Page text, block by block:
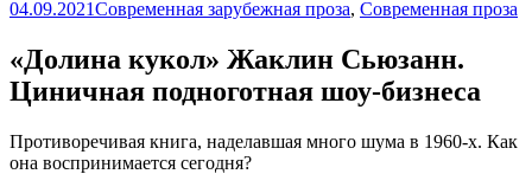
04.09.2021Современная зарубежная проза, Современная проза
«Долина кукол» Жаклин Сьюзанн.
Циничная подноготная шоу-бизнеса
Противоречивая книга, наделавшая много шума в 1960-х. Как
она воспринимается сегодня?